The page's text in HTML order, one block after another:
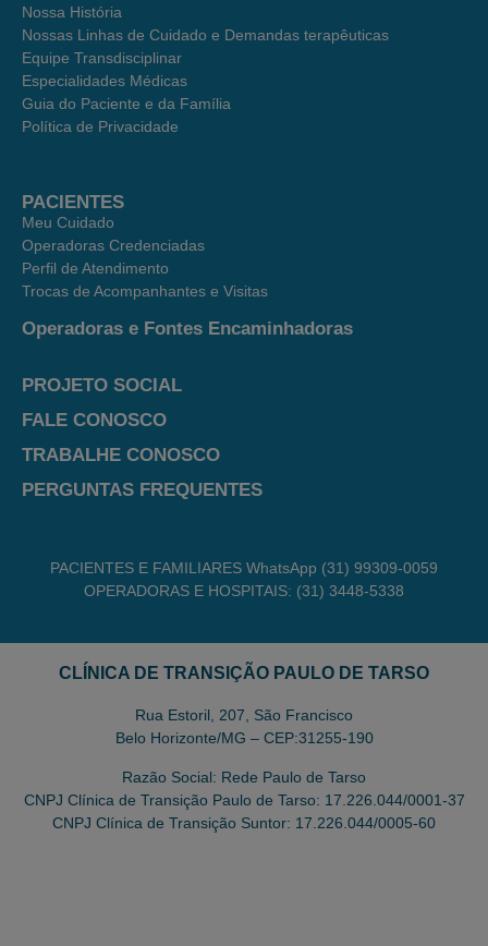
Nossa História
Nossas Linhas de Cuidado e Demandas terapêuticas
Equipe Transdisciplinar
Especialidades Médicas
Guia do Paciente e da Família
Política de Privacidade
PACIENTES
Meu Cuidado
Operadoras Credenciadas
Perfil de Atendimento
Trocas de Acompanhantes e Visitas
Operadoras e Fontes Encaminhadoras
PROJETO SOCIAL
FALE CONOSCO
TRABALHE CONOSCO
PERGUNTAS FREQUENTES
PACIENTES E FAMILIARES WhatsApp (31) 99309-0059
OPERADORAS E HOSPITAIS: (31) 3448-5338
CLÍNICA DE TRANSIÇÃO PAULO DE TARSO
Rua Estoril, 207, São Francisco
Belo Horizonte/MG – CEP:31255-190
Razão Social: Rede Paulo de Tarso
CNPJ Clínica de Transição Paulo de Tarso: 17.226.044/0001-37
CNPJ Clínica de Transição Suntor: 17.226.044/0005-60